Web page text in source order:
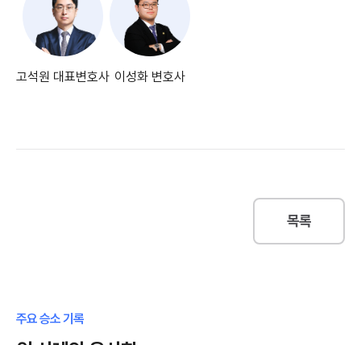
고석원 대표변호사 이성화 변호사
목록
주요 승소 기록